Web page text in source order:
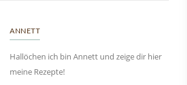
ANNETT
Hallöchen ich bin Annett und zeige dir hier
meine Rezepte!